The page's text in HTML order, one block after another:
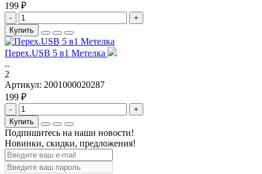
199 ₽
-
+
Купить
Перех.USB 5 в1 Метелка
..
2
Артикул: 2001000020287
199 ₽
-
+
Купить
Подпишитесь на наши новости!
Новинки, скидки, предложения!